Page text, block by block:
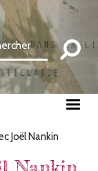
Joël Nankin